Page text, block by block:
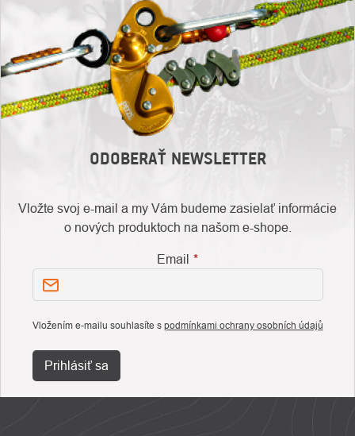
ODOBERAŤ NEWSLETTER
Vložte svoj e-mail a my Vám budeme zasielať informácie
o nových produktoch na našom e-shope.
Email
Vložením e-mailu souhlasíte s podmínkami ochrany osobních údajů
Prihlásiť sa